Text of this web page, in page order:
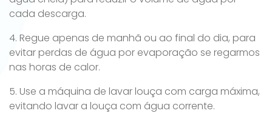
cada descarga.
4. Regue apenas de manhã ou ao final do dia, para
evitar perdas de água por evaporação se regarmos
nas horas de calor.
5. Use a máquina de lavar louça com carga máxima,
evitando lavar a louça com água corrente.